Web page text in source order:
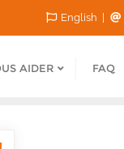
English
AIDER FAQ